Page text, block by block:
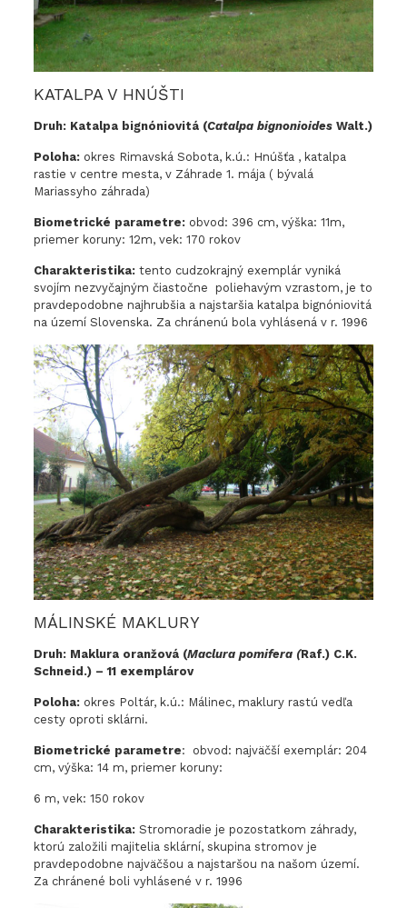
KATALPA V HNÚŠTI
Druh: Katalpa bignóniovitá (Catalpa bignonioides Walt.)
Poloha:okres Rimavská Sobota, k.ú.: Hnúšťa , katalpa
rastie v centre mesta, v Záhrade 1. mája ( bývalá
Mariassyho záhrada)
Biometrické parametre:obvod: 396 cm, výška: 11m,
priemer koruny: 12m, vek: 170 rokov
Charakteristika:tento cudzokrajný exemplár vyniká
svojím nezvyčajným čiastočne poliehavým vzrastom, je to
pravdepodobne najhrubšia a najstaršia katalpa bignóniovitá
na území Slovenska. Za chránenú bola vyhlásená v r. 1996
MÁLINSKÉ MAKLURY
Druh: Maklura oranžová (Maclura pomifera (Raf.) C.K.
Schneid.) – 11 exemplárov
Poloha:okres Poltár, k.ú.: Málinec, maklury rastú vedľa
cesty oproti sklárni.
Biometrické parametre: obvod: najväčší exemplár: 204
cm, výška: 14 m, priemer koruny:
6 m, vek: 150 rokov
Charakteristika:Stromoradie je pozostatkom záhrady,
ktorú založili majitelia sklární, skupina stromov je
pravdepodobne najväčšou a najstaršou na našom území.
Za chránené boli vyhlásené v r. 1996